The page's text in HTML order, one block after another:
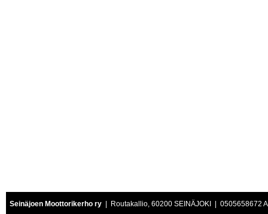
Seinäjoen Moottorikerho ry | Routakallio, 60200 SEINÄJOKI | 0505658672